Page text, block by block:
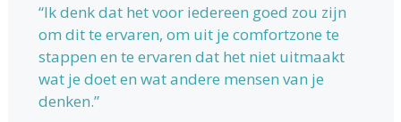
“Ik denk dat het voor iedereen goed zou zijn
om dit te ervaren, om uit je comfortzone te
stappen en te ervaren dat het niet uitmaakt
wat je doet en wat andere mensen van je
denken.”